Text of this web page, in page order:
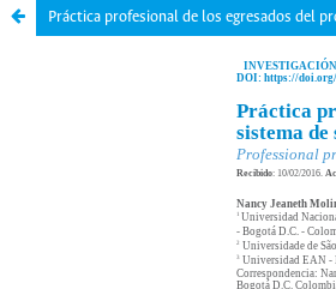
Práctica profesional de los egresados del